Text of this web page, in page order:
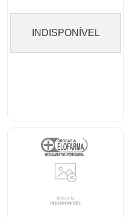
INDISPONÍVEL